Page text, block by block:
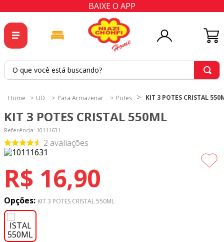
BAIXE O APP
O que você está buscando?
UD Para Armazenar Potes KIT 3 POTES CRISTAL
KIT 3 POTES CRISTAL 550ML
Referência: 10111631
2 avaliações
R$ 16,90
Opções: KIT 3 POTES CRISTAL 550ML
2 º
tapete
3º
cortina
4 º
tecido percal
5º
tapetes
7º
tecido tricoline
8 º
tricoline digital